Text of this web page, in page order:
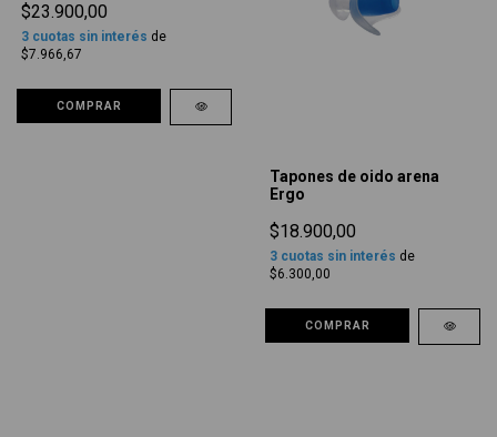
$23.900,00
3 cuotas sin interés de
$7.966,67
COMPRAR
Tapones de oido arena
Ergo
$18.900,00
3 cuotas sin interés de
$6.300,00
COMPRAR